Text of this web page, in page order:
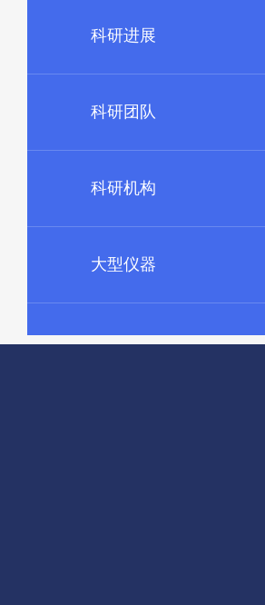
科研进展
科研团队
科研机构
大型仪器